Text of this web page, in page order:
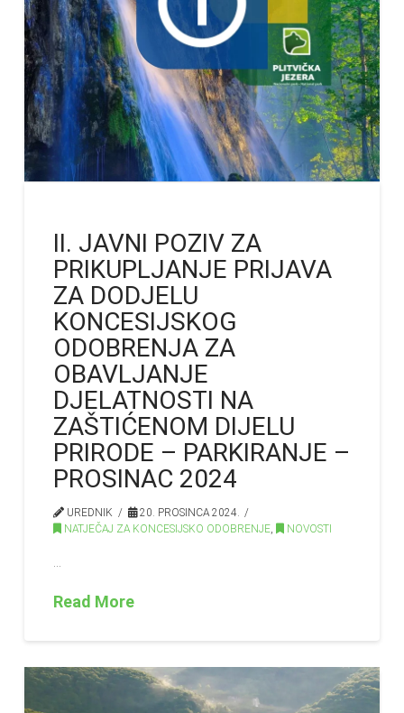
II. JAVNI POZIV ZA
PRIKUPLJANJE PRIJAVA
ZA DODJELU
KONCESIJSKOG
ODOBRENJA ZA
OBAVLJANJE
DJELATNOSTI NA
ZAŠTIĆENOM DIJELU
PRIRODE – PARKIRANJE –
PROSINAC 2024
UREDNIK
20. PROSINCA 2024.
NATJEČAJ ZA KONCESIJSKO ODOBRENJE
NOVOSTI
…
Read More